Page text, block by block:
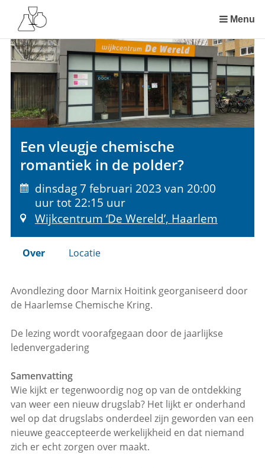
over
Spring
naar
de
inhoud
Spring
naar
menu
Menu
Een vleugje chemische
romantiek in de polder?
dinsdag 7 februari 2023 van 20:00
uur tot 22:15 uur
Wijkcentrum ‘De Wereld’, Haarlem
Over Locatie
Avondlezing door Marnix Hoitink georganiseerd door
de Haarlemse Chemische Kring.
De lezing wordt voorafgegaan door de jaarlijkse
ledenvergadering
Samenvatting
Wie kijkt er tegenwoordig nog op van de ontdekking
van weer een nieuw drugslab? Het lijkt er onderhand
wel op dat drugslabs onderdeel zijn geworden van een
nieuwe geaccepteerde werkelijkheid en dat niemand
zich er echt zorgen over maakt.